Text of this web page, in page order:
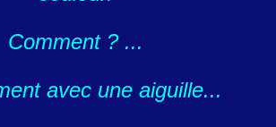
Comment ? ...
avec une aiguille...